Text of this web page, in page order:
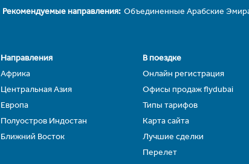
Рекомендуемые направления: Объединенные Арабские
Направления
Африка
Центральная Азия
Европа
Полуостров Индостан
Ближний Восток
В поездке
Онлайн регистрация
Офисы продаж flydubai
Типы тарифов
Карта сайта
Лучшие сделки
Перелет